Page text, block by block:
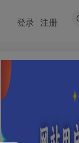
登录 注册